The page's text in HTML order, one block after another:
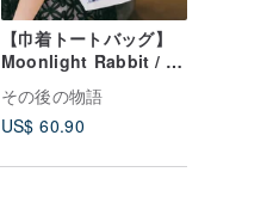
【巾着トートバッグ】
Moonlight Rabbit / タ
イルシリーズ / オフホ
ワイト
その後の物語
US$ 60.90